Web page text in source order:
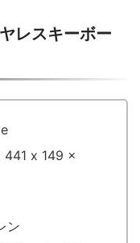
レスキーボー
441 x 149 x
ン